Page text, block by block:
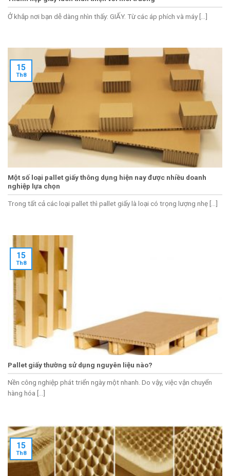
Ở khắp nơi bạn dễ dàng nhìn thấy: GIẤY. Từ các áp phích và máy [...]
Một số loại pallet giấy thông dụng hiện nay được nhiều doanh
nghiệp lựa chọn
Trong tất cả các loại pallet thì pallet giấy là loại có trọng lượng nhẹ [...]
15
Th8
Pallet giấy thường sử dụng nguyên liệu nào?
Nền công nghiệp phát triển ngày một nhanh. Do vậy, việc vận chuyển
hàng hóa [...]
15
Th8
15
Th8